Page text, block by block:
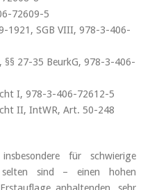
72609-5
1921, SGB VIII, 978-3-406-
§§ 27-35 BeurkG, 978-3-406-
I, 978-3-406-72612-5
II, IntWR, Art. 50-248
für schwierige
sind – einen hohen